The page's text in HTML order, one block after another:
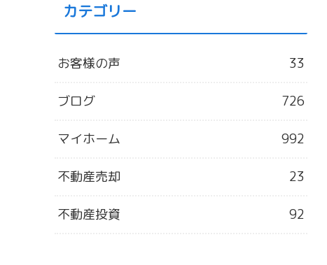
カテゴリー
お客様の声 33
ブログ 726
マイホーム 992
不動産売却 23
不動産投資 92